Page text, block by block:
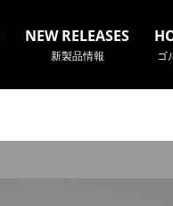
NEW RELEASES
新製品情報 ゴ